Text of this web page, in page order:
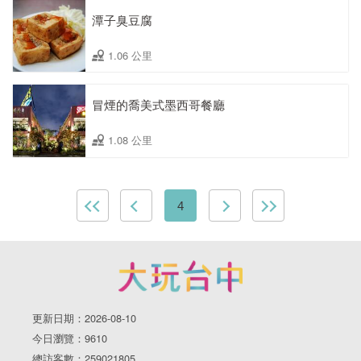
潭子臭豆腐
1.06 公里
冒煙的喬美式墨西哥餐廳
1.08 公里
4
更新日期：2026-08-10
今日瀏覽：9610